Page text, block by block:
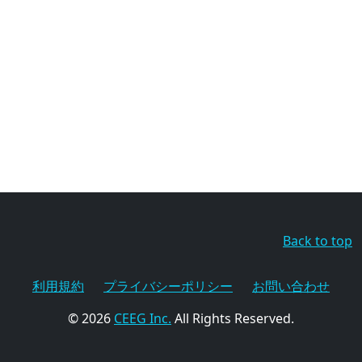
Back to top
利用規約 プライバシーポリシー
お問い合わせ
© 2026 CEEG Inc. All Rights Reserved.